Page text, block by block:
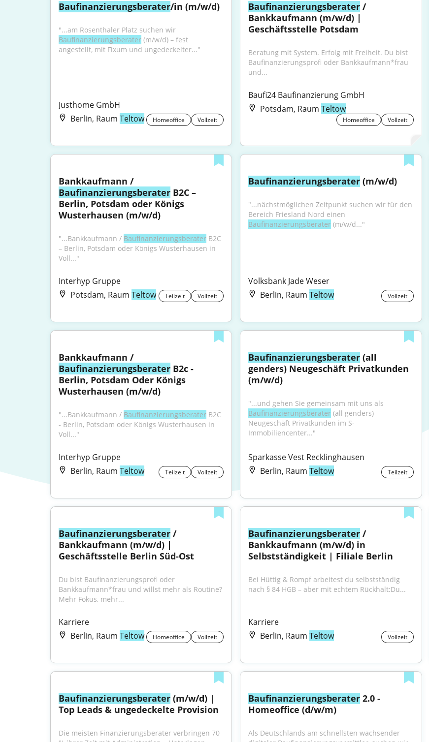
Baufinanzierungsberater/in (m/w/d)
Baufinanzierungsberater (m/w/d) – fest
angestellt, mit Fixum und ungedeckelter..."
Justhome GmbH
Berlin, Raum Teltow Homeoffice Vollzeit
Baufinanzierungsberater /
Bankkaufmann (m/w/d) |
Geschäftsstelle Potsdam
Beratung mit System. Erfolg mit Freiheit. Du bist
Baufinanzierungsprofi oder Bankkaufmann*frau
und...
Baufi24 Baufinanzierung GmbH
Potsdam, RaumTeltow
Homeoffice Vollzeit
Bankkaufmann /
Baufinanzierungsberater B2C –
Berlin, Potsdam oder Königs
Wusterhausen (m/w/d)
"...Bankkaufmann / Baufinanzierungsberater B2C
– Berlin, Potsdam oder Königs Wusterhausen in
Voll..."
Interhyp Gruppe
Potsdam, Raum Teltow Teilzeit Vollzeit
Baufinanzierungsberater (m/w/d)
"...nächstmöglichen Zeitpunkt suchen wir für den
Baufinanzierungsberater (m/w/d..."
Volksbank Jade Weser
Berlin, RaumTeltow Vollzeit
Bankkaufmann /
Baufinanzierungsberater B2c -
Berlin, Potsdam Oder Königs
Wusterhausen (m/w/d)
"...Bankkaufmann / Baufinanzierungsberater B2C
- Berlin, Potsdam oder Königs Wusterhausen in
Voll..."
Interhyp Gruppe
Berlin, Raum Teltow Teilzeit Vollzeit
Baufinanzierungsberater (all
genders) Neugeschäft Privatkunden
(m/w/d)
Baufinanzierungsberater (all genders)
Neugeschäft Privatkunden im S-
Immobiliencenter..."
Sparkasse Vest Recklinghausen
Berlin, RaumTeltow Teilzeit
Baufinanzierungsberater /
Bankkaufmann (m/w/d) |
Geschäftsstelle Berlin Süd-Ost
Du bist Baufinanzierungsprofi oder
Bankkaufmann*frau und willst mehr als Routine?
Mehr Fokus, mehr...
Karriere
Berlin, Raum Teltow Homeoffice Vollzeit
Baufinanzierungsberater /
Bankkaufmann (m/w/d) in
Selbstständigkeit | Filiale Berlin
Bei Hüttig & Rompf arbeitest du selbstständig
nach § 84 HGB – aber mit echtem Rückhalt:Du...
Karriere
Berlin, RaumTeltow Vollzeit
Baufinanzierungsberater (m/w/d) |
Top Leads & ungedeckelte Provision
Die meisten Finanzierungsberater verbringen 70
Baufinanzierungsberater 2.0 -
Homeoffice (d/w/m)
Als Deutschlands am schnellsten wachsender